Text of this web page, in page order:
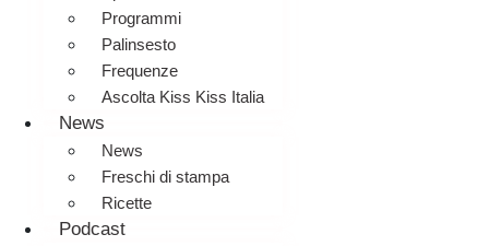
Programmi
Palinsesto
Frequenze
Ascolta Kiss Kiss Italia
News
News
Freschi di stampa
Ricette
Podcast